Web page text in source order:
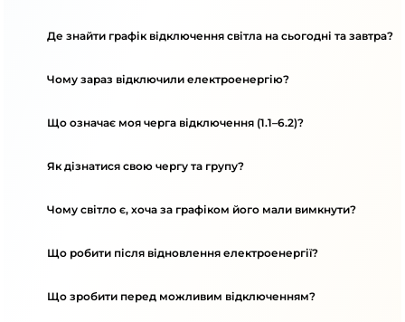
Де знайти графік відключення світла на сьогодні та завтра?
Чому зараз відключили електроенергію?
Що означає моя черга відключення (1.1–6.2)?
Як дізнатися свою чергу та групу?
Чому світло є, хоча за графіком його мали вимкнути?
Що робити після відновлення електроенергії?
Що зробити перед можливим відключенням?